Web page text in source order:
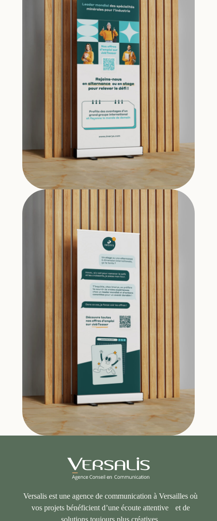
Versalis est une agence de communication à Versailles où
vos projets bénéficient d’une écoute attentive et de